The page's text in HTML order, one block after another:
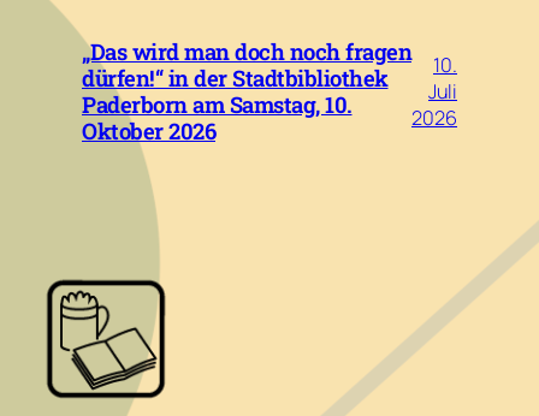
„Das wird man doch noch fragen
dürfen!“ in der Stadtbibliothek
Paderborn am Samstag, 10.
Oktober 2026
10.
Juli
2026